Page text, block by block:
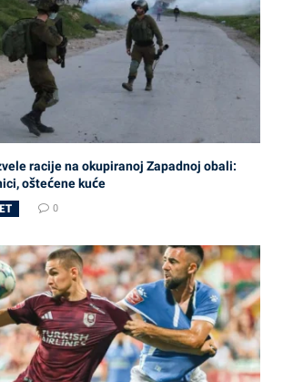
racije na okupiranoj Zapadnoj obali:
oštećene kuće
0